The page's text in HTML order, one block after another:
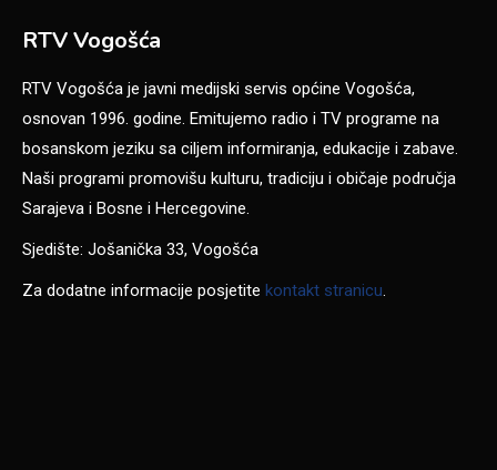
RTV Vogošća
RTV Vogošća je javni medijski servis općine Vogošća,
osnovan 1996. godine. Emitujemo radio i TV programe na
bosanskom jeziku sa ciljem informiranja, edukacije i zabave.
Naši programi promovišu kulturu, tradiciju i običaje područja
Sarajeva i Bosne i Hercegovine.
Sjedište: Jošanička 33, Vogošća
Za dodatne informacije posjetite kontakt stranicu